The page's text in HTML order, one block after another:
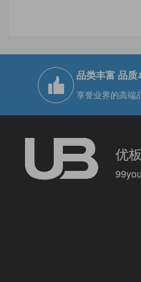
品类丰富 品质
享誉业界的高端
优